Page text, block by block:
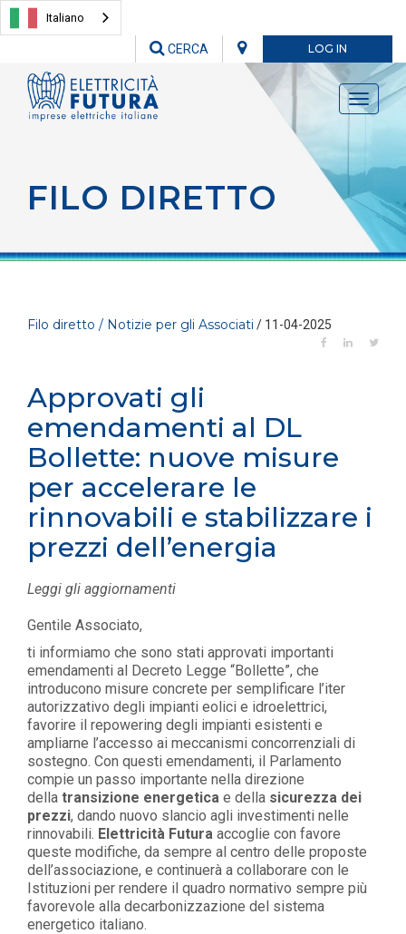
Italiano
LOG IN
CERCA
Toggle
FILO DIRETTO
Filo diretto / Notizie per gli Associati / 11-04-2025
Approvati gli
emendamenti al DL
Bollette: nuove misure
per accelerare le
rinnovabili e stabilizzare i
prezzi dell’energia
Leggi gli aggiornamenti
Gentile Associato,
ti informiamo che sono stati approvati importanti
emendamenti al Decreto Legge “Bollette”, che
introducono misure concrete per semplificare l’iter
autorizzativo degli impianti eolici e idroelettrici,
favorire il repowering degli impianti esistenti e
ampliarne l’accesso ai meccanismi concorrenziali di
sostegno. Con questi emendamenti, il Parlamento
compie un passo importante nella direzione
della transizione energetica e della sicurezza dei
prezzi, dando nuovo slancio agli investimenti nelle
rinnovabili. Elettricità Futura accoglie con favore
queste modifiche, da sempre al centro delle proposte
dell’associazione, e continuerà a collaborare con le
Istituzioni per rendere il quadro normativo sempre più
favorevole alla decarbonizzazione del sistema
energetico italiano.